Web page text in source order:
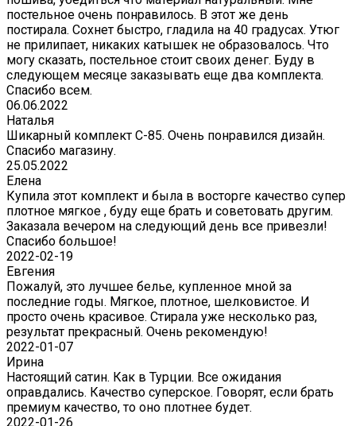
постельное очень понравилось. В этот же день
постирала. Сохнет быстро, гладила на 40 градусах. Утюг
не прилипает, никаких катышек не образовалось. Что
могу сказать, постельное стоит своих денег. Буду в
следующем месяце заказывать еще два комплекта.
Спасибо всем.
06.06.2022
Наталья
Шикарный комплект C-85. Очень понравился дизайн.
Спасибо магазину.
25.05.2022
Елена
Купила этот комплект и была в восторге качество супер
плотное мягкое , буду еще брать и советовать другим.
Заказала вечером на следующий день все привезли!
Спасибо большое!
2022-02-19
Евгения
Пожалуй, это лучшее белье, купленное мной за
последние годы. Мягкое, плотное, шелковистое. И
просто очень красивое. Стирала уже несколько раз,
результат прекрасный. Очень рекомендую!
2022-01-07
Ирина
Настоящий сатин. Как в Турции. Все ожидания
оправдались. Качество суперское. Говорят, если брать
премиум качество, то оно плотнее будет.
2022-01-26